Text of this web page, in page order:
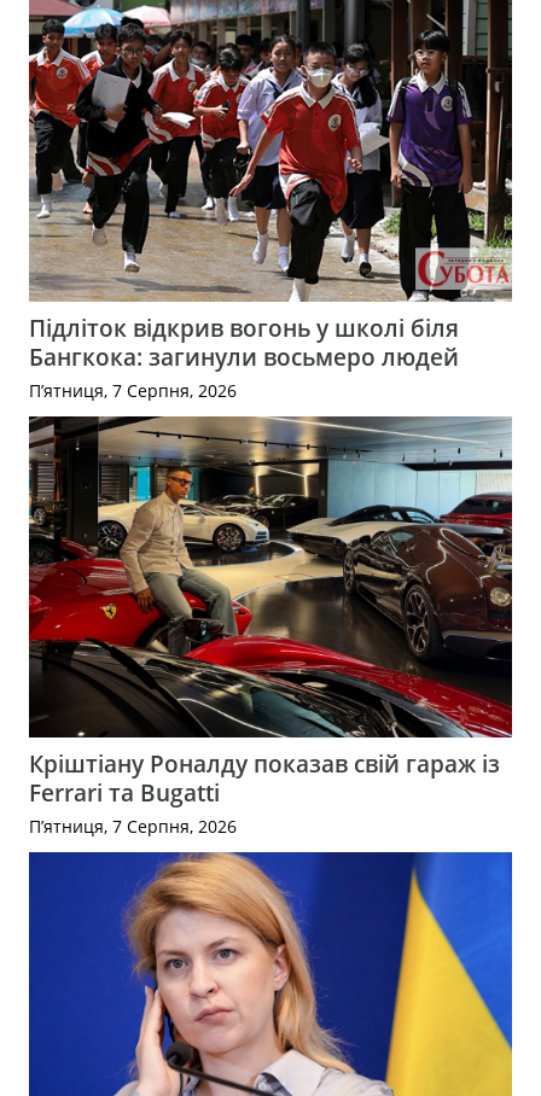
Підліток відкрив вогонь у школі біля
Бангкока: загинули восьмеро людей
П’ятниця, 7 Серпня, 2026
Кріштіану Роналду показав свій гараж із
Ferrari та Bugatti
П’ятниця, 7 Серпня, 2026